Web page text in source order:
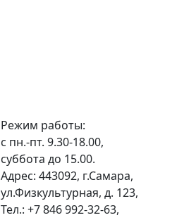
Режим работы:
с пн.-пт. 9.30-18.00,
суббота до 15.00.
Адрес: 443092, г.Самара,
ул.Физкультурная, д. 123,
Тел.: +7 846 992-32-63,